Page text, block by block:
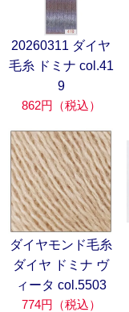
20260311 ダイヤ
毛糸 ドミナ col.41
9
862円（税込）
ダイヤモンド毛糸
ダイヤ ドミナ ヴ
ィータ col.5503
774円（税込）